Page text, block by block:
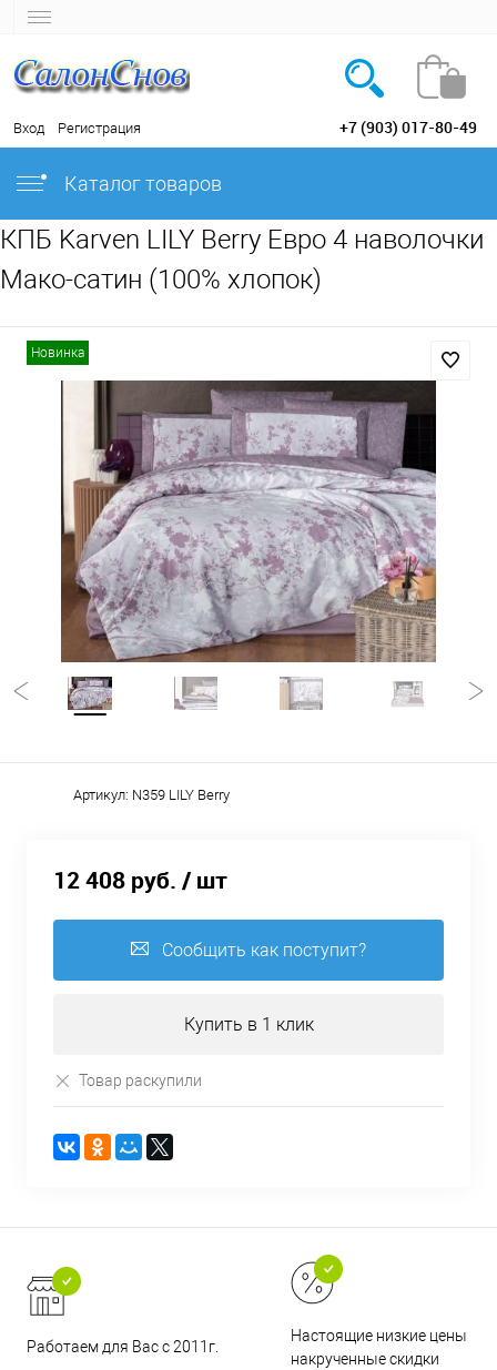
Вход Регистрация +7 (903) 017-80-49
Каталог товаров
КПБ Karven LILY Berry Евро 4 наволочки
Мако-сатин (100% хлопок)
Новинка
Артикул: N359 LILY Berry
12 408 руб. / шт
Сообщить как поступит?
Купить в 1 клик
Товар раскупили
Работаем для Вас с 2011г.
Настоящие низкие цены и
накрученные скидки